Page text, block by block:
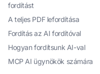
fordítást
A teljes PDF lefordítása
Fordítás az AI fordítóval
Hogyan fordítsunk AI-val
MCP AI ügynökök számára